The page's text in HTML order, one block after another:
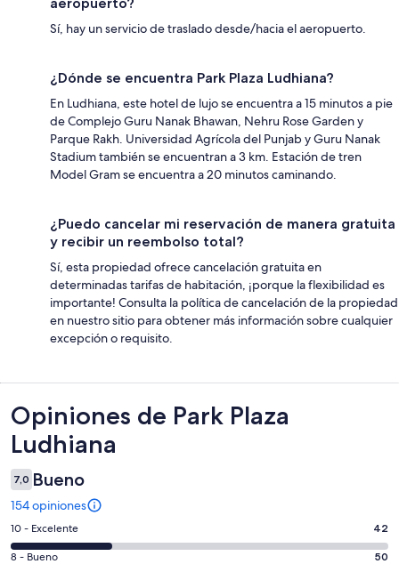
Sí, hay un servicio de traslado desde/hacia el aeropuerto.
¿Dónde se encuentra Park Plaza Ludhiana?
En Ludhiana, este hotel de lujo se encuentra a 15 minutos a pie
de Complejo Guru Nanak Bhawan, Nehru Rose Garden y
Parque Rakh. Universidad Agrícola del Punjab y Guru Nanak
Stadium también se encuentran a 3 km. Estación de tren
Model Gram se encuentra a 20 minutos caminando.
¿Puedo cancelar mi reservación de manera gratuita
y recibir un reembolso total?
Sí, esta propiedad ofrece cancelación gratuita en
determinadas tarifas de habitación, ¡porque la flexibilidad es
importante! Consulta la política de cancelación de la propiedad
en nuestro sitio para obtener más información sobre cualquier
excepción o requisito.
Opiniones
Opiniones de Park Plaza
Ludhiana
7,0 Bueno
154 opiniones
Evaluación:
10
10 - Excelente 42
Evaluación:
8 - Bueno 50